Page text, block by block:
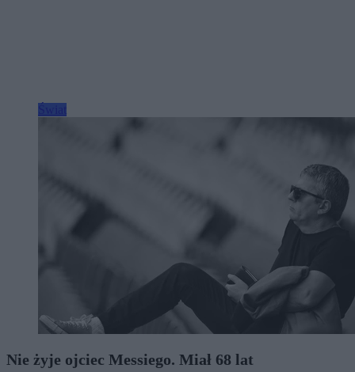
Nie żyje ojciec Messiego. Miał 68 lat